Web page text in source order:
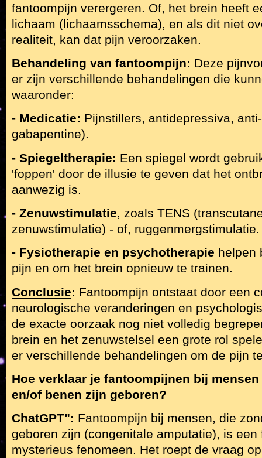
fantoompijn verergeren. Of, het brein heeft
lichaam (lichaamsschema), en als dit niet
realiteit, kan dat pijn veroorzaken.
Behandeling van fantoompijn: Deze
er zijn verschillende behandelingen die
waaronder:
- Medicatie: Pijnstillers, antidepressiva,
gabapentine).
- Spiegeltherapie: Een spiegel wordt
'foppen' door de illusie te geven dat het
aanwezig is.
- Zenuwstimulatie, zoals TENS
zenuwstimulatie) - of, ruggenmergstimulatie.
- Fysiotherapie en psychotherapie helpen
pijn en om het brein opnieuw te trainen.
Conclusie: Fantoompijn ontstaat door een
neurologische veranderingen en
de exacte oorzaak nog niet volledig
brein en het zenuwstelsel een grote rol
er verschillende behandelingen om de pijn
Hoe verklaar je fantoompijnen bij
en/of benen zijn geboren?
ChatGPT": Fantoompijn bij mensen, die
geboren zijn (congenitale amputatie), is een
mysterieus fenomeen. Het roept de vraag